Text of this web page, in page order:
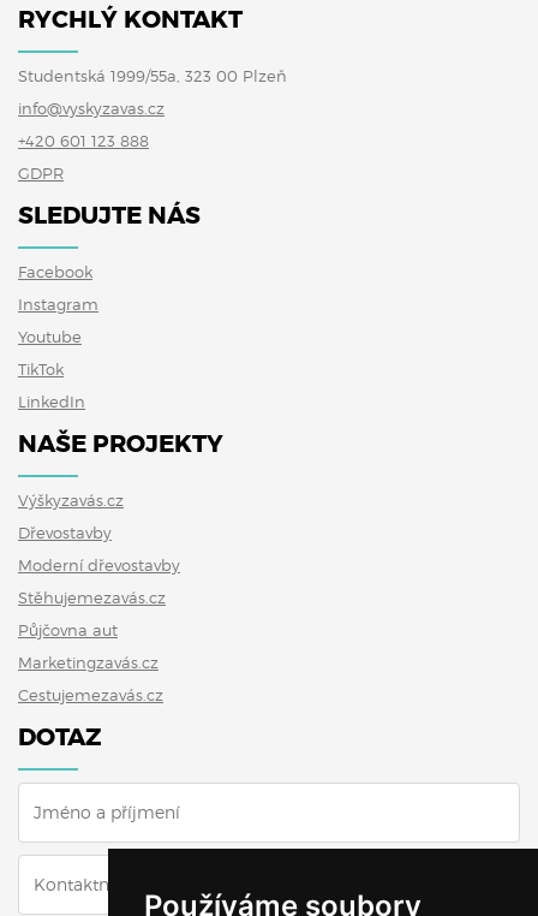
Používáme soubory
RYCHLÝ KONTAKT
Studentská 1999/55a, 323 00 Plzeň
info@vyskyzavas.cz
+420 601 123 888
GDPR
SLEDUJTE NÁS
Facebook
Instagram
Youtube
TikTok
LinkedIn
NAŠE PROJEKTY
Výškyzavás.cz
Dřevostavby
Moderní dřevostavby
Stěhujemezavás.cz
Půjčovna aut
Marketingzavás.cz
Cestujemezavás.cz
DOTAZ